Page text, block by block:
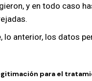
y en todo caso
lo anterior, los datos
para el